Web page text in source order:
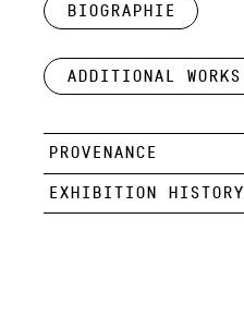
Biographie
Additional works
PROVENANCE
EXHIBITION HISTORY